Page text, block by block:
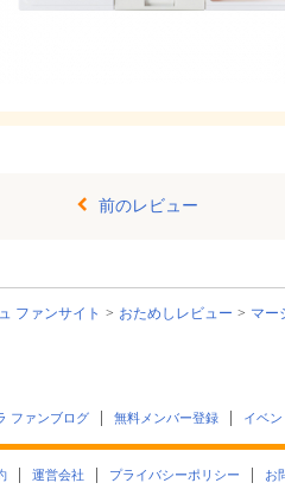
前のレビュー
ファンサイト おためしレビュー マー
ファンブログ 無料メンバー登録 イベ
運営会社 プライバシーポリシー お